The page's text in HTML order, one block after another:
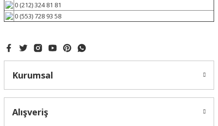
0 (212) 324 81 81
0 (553) 728 93 58
Kurumsal
Alışveriş